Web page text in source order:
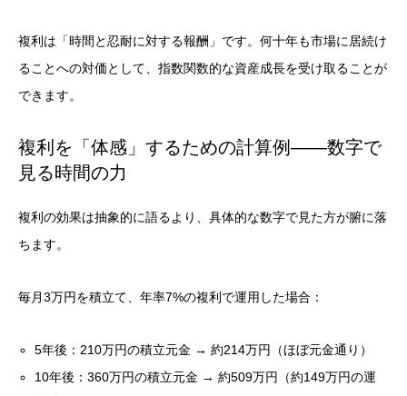
複利は「時間と忍耐に対する報酬」です。何十年も市場に居続け
ることへの対価として、指数関数的な資産成長を受け取ることが
できます。
複利を「体感」するための計算例——数字で
見る時間の力
複利の効果は抽象的に語るより、具体的な数字で見た方が腑に落
ちます。
毎月3万円を積立て、年率7%の複利で運用した場合：
5年後：210万円の積立元金 → 約214万円（ほぼ元金通り）
10年後：360万円の積立元金 → 約509万円（約149万円の運